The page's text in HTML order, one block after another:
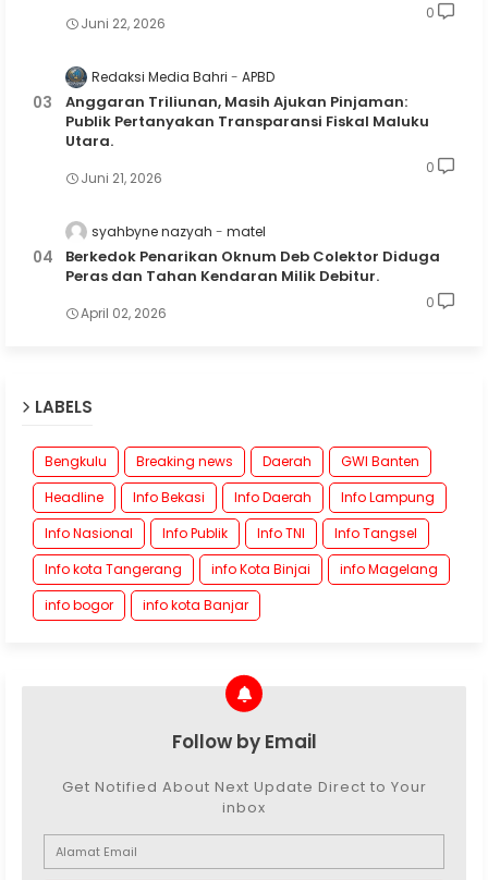
Juni 22, 2026
0
Redaksi Media Bahri APBD
Anggaran Triliunan, Masih Ajukan Pinjaman:
Publik Pertanyakan Transparansi Fiskal Maluku
Utara.
Juni 21, 2026
0
syahbyne nazyah matel
Berkedok Penarikan Oknum Deb Colektor Diduga
Peras dan Tahan Kendaran Milik Debitur.
April 02, 2026
0
LABELS
Bengkulu Breaking news Daerah
GWI Banten
Headline
Info Bekasi Info Daerah
Info Lampung
Info Nasional
Info Publik Info TNI
Info Tangsel
Info kota Tangerang
info Kota Binjai
info Magelang
info bogor
info kota Banjar
Follow by Email
Get Notified About Next Update Direct to Your
inbox